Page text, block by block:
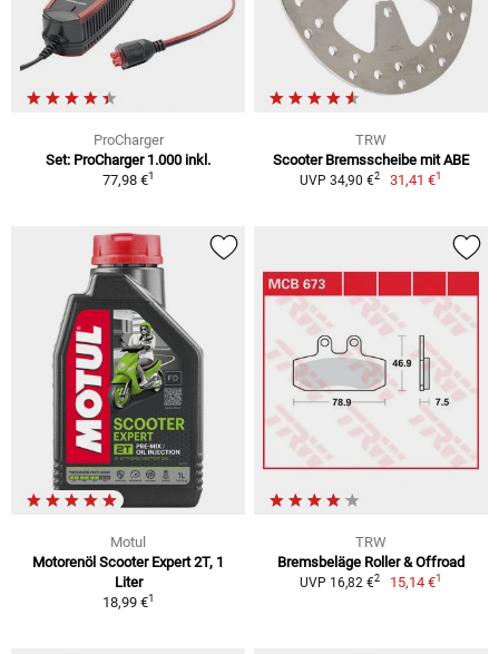
ProCharger
Set: ProCharger 1.000 inkl.
77,98 €1
TRW
Scooter Bremsscheibe mit ABE
UVP 34,90 €2 31,41 €1
Motul
Motorenöl Scooter Expert 2T, 1
Liter
18,99 €1
TRW
Bremsbeläge Roller & Offroad
UVP 16,82 €2 15,14 €1